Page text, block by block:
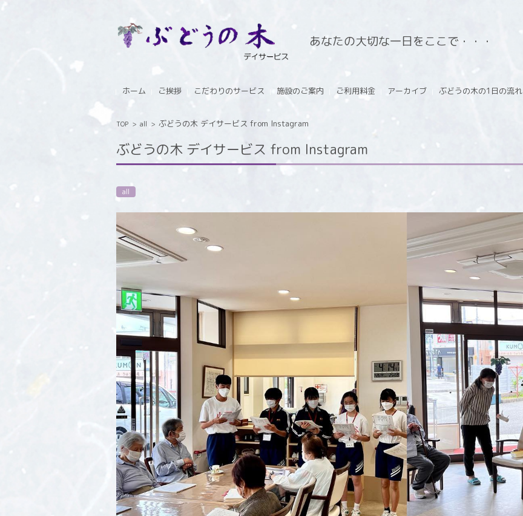
あなたの大切な一日をここで・・・
ホーム
ご挨拶 こだわりのサービス 施設のご案内 ご利用料金 アーカイブ ぶどうの木の1日の流れ
TOP > all > ぶどうの木 デイサービス from Instagram
ぶどうの木 デイサービス from Instagram
all